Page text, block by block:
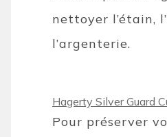
nettoyer l’étain,
l’argenterie.
Hagerty Silver Guard
Pour préserver